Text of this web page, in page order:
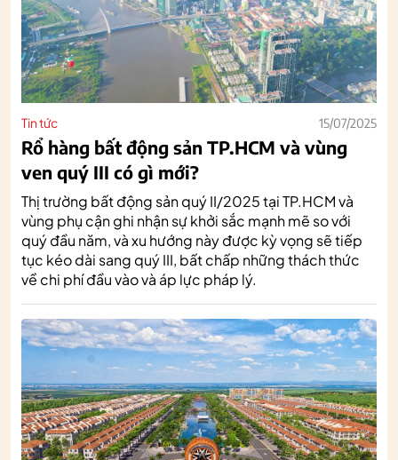
Tin tức 15/07/2025
Rổ hàng bất động sản TP.HCM và vùng
ven quý III có gì mới?
Thị trường bất động sản quý II/2025 tại TP.HCM và
vùng phụ cận ghi nhận sự khởi sắc mạnh mẽ so với
quý đầu năm, và xu hướng này được kỳ vọng sẽ tiếp
tục kéo dài sang quý III, bất chấp những thách thức
về chi phí đầu vào và áp lực pháp lý.